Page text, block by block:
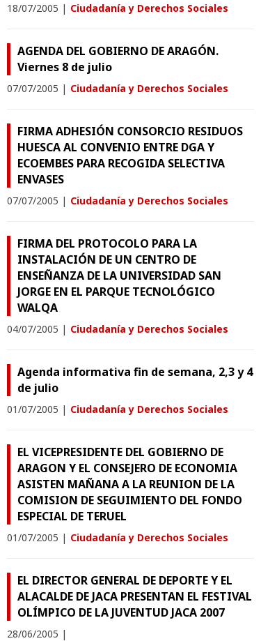
18/07/2005 | Ciudadanía y Derechos Sociales
AGENDA DEL GOBIERNO DE ARAGÓN.
Viernes 8 de julio
07/07/2005 | Ciudadanía y Derechos Sociales
FIRMA ADHESIÓN CONSORCIO RESIDUOS
HUESCA AL CONVENIO ENTRE DGA Y
ECOEMBES PARA RECOGIDA SELECTIVA
ENVASES
07/07/2005 | Ciudadanía y Derechos Sociales
FIRMA DEL PROTOCOLO PARA LA
INSTALACIÓN DE UN CENTRO DE
ENSEÑANZA DE LA UNIVERSIDAD SAN
JORGE EN EL PARQUE TECNOLÓGICO
WALQA
04/07/2005 | Ciudadanía y Derechos Sociales
Agenda informativa fin de semana, 2,3 y 4
de julio
01/07/2005 | Ciudadanía y Derechos Sociales
EL VICEPRESIDENTE DEL GOBIERNO DE
ARAGON Y EL CONSEJERO DE ECONOMIA
ASISTEN MAÑANA A LA REUNION DE LA
COMISION DE SEGUIMIENTO DEL FONDO
ESPECIAL DE TERUEL
01/07/2005 | Ciudadanía y Derechos Sociales
EL DIRECTOR GENERAL DE DEPORTE Y EL
ALACALDE DE JACA PRESENTAN EL FESTIVAL
OLÍMPICO DE LA JUVENTUD JACA 2007
28/06/2005 |